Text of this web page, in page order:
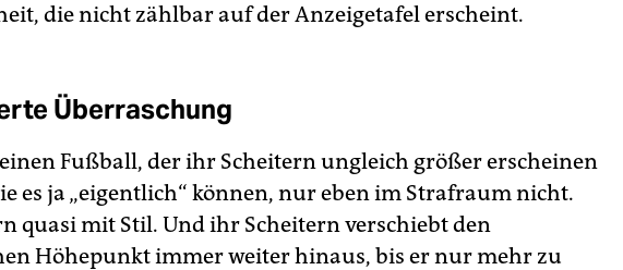
die nicht zählbar auf der Anzeigetafel erscheint.
Überraschung
einen Fußball, der ihr Scheitern ungleich größer erscheinen
es ja „eigentlich“ können, nur eben im Strafraum nicht.
quasi mit Stil. Und ihr Scheitern verschiebt den
Höhepunkt immer weiter hinaus, bis er nur mehr zu